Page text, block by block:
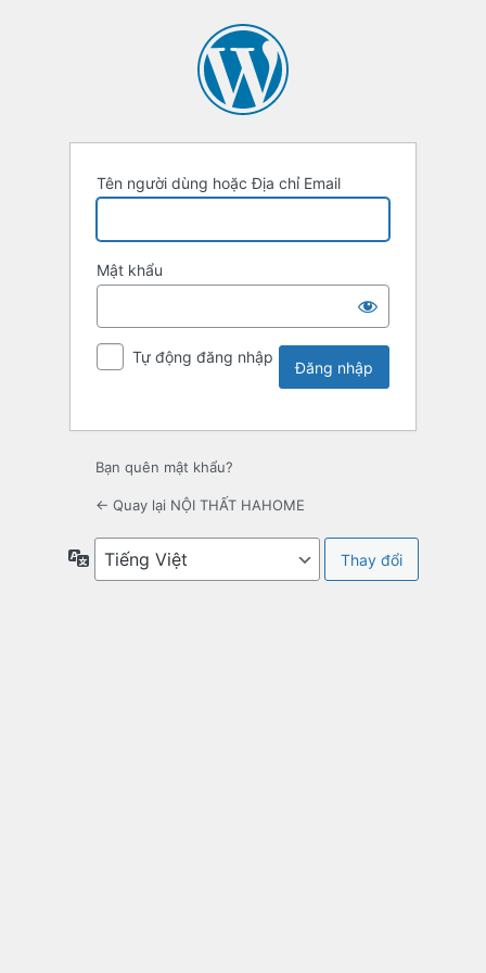
Tên người dùng hoặc Địa chỉ Email
Mật khẩu
Tự động đăng nhập
Bạn quên mật khẩu?
← Quay lại NỘI THẤT HAHOME
Ngôn
ngữ